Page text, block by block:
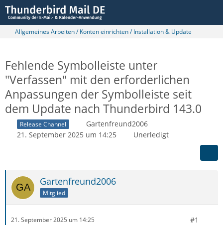
Allgemeines Arbeiten / Konten einrichten / Installation & Update
Fehlende Symbolleiste unter
"Verfassen" mit den erforderlichen
Anpassungen der Symbolleiste seit
dem Update nach Thunderbird 143.0
Release Channel
Gartenfreund2006
21. September 2025 um 14:25
Unerledigt
Gartenfreund2006
Mitglied
21. September 2025 um 14:25 #1